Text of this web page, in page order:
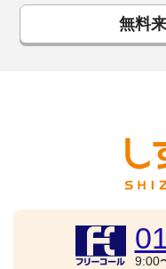
無料
9:00